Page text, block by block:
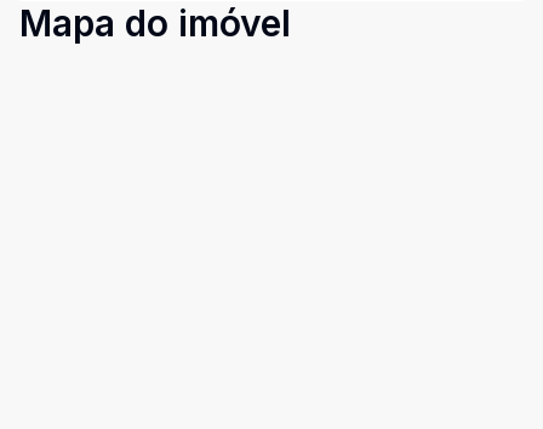
Mapa do imóvel